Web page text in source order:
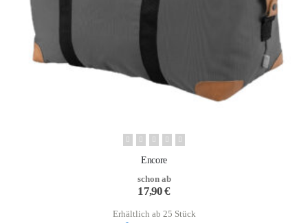
Encore
schon ab
17,90€
Erhältlich ab 25 Stück